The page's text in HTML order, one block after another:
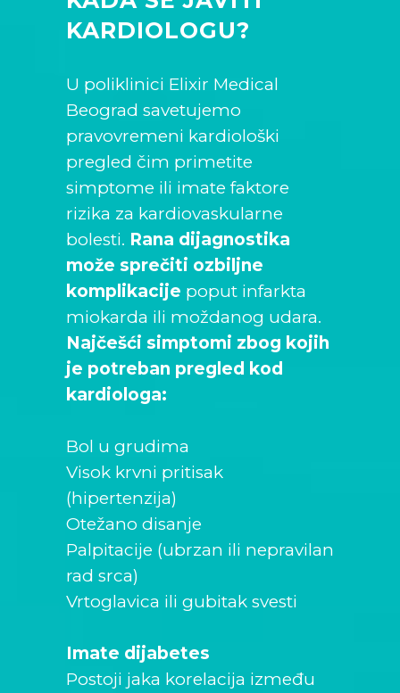
KARDIOLOGU?
U poliklinici Elixir Medical
Beograd savetujemo
pravovremeni kardiološki
pregled čim primetite
simptome ili imate faktore
rizika za kardiovaskularne
bolesti. Rana dijagnostika
može sprečiti ozbiljne
komplikacije poput infarkta
miokarda ili moždanog udara.
Najčešći simptomi zbog kojih
je potreban pregled kod
kardiologa:
Bol u grudima
Visok krvni pritisak
(hipertenzija)
Otežano disanje
Palpitacije (ubrzan ili nepravilan
rad srca)
Vrtoglavica ili gubitak svesti
Imate dijabetes
Postoji jaka korelacija između